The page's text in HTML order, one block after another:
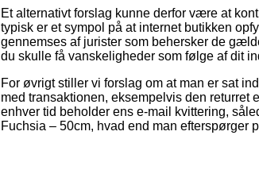
Et alternativt forslag kunne derfor være at
typisk er et sympol på at internet butikken
gennemses af jurister som behersker de
du skulle få vanskeligheder som følge af dit
For øvrigt stiller vi forslag om at man er sat
med transaktionen, eksempelvis den returret
enhver tid beholder ens e-mail kvittering,
Fuchsia – 50cm, hvad end man efterspørger